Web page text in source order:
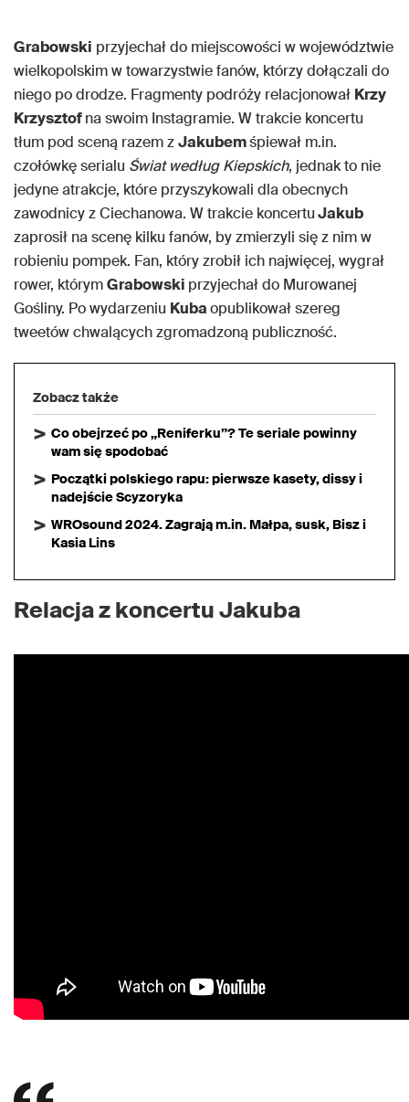
Grabowski przyjechał do miejscowości w województwie
wielkopolskim w towarzystwie fanów, którzy dołączali do
niego po drodze. Fragmenty podróży relacjonował Krzy
Krzysztofna swoim Instagramie. W trakcie koncertu
tłum pod sceną razem zJakubemśpiewał m.in.
czołówkę serialu Świat według Kiepskich, jednak to nie
jedyne atrakcje, które przyszykowali dla obecnych
zawodnicy z Ciechanowa. W trakcie koncertuJakub
zaprosił na scenę kilku fanów, by zmierzyli się z nim w
robieniu pompek. Fan, który zrobił ich najwięcej, wygrał
rower, którymGrabowski przyjechał do Murowanej
Gośliny. Po wydarzeniu Kubaopublikował szereg
tweetów chwalących zgromadzoną publiczność.
Zobacz także
Co obejrzeć po „Reniferku”? Te seriale powinny
wam się spodobać
Początki polskiego rapu: pierwsze kasety, dissy i
nadejście Scyzoryka
WROsound 2024. Zagrają m.in. Małpa, susk, Bisz i
Kasia Lins
Relacja z koncertu Jakuba